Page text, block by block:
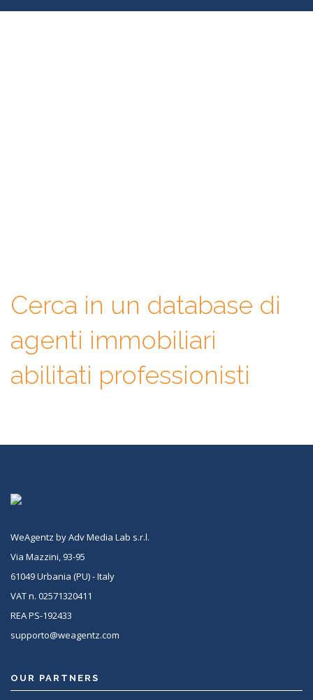
Cerca in un database di
agenti immobiliari
abilitati professionisti
WeAgentz by Adv Media Lab s.r.l.
Via Mazzini, 93-95
61049 Urbania (PU) - Italy
VAT n. 02571320411
REA PS-192433
supporto@weagentz.com
OUR PARTNERS